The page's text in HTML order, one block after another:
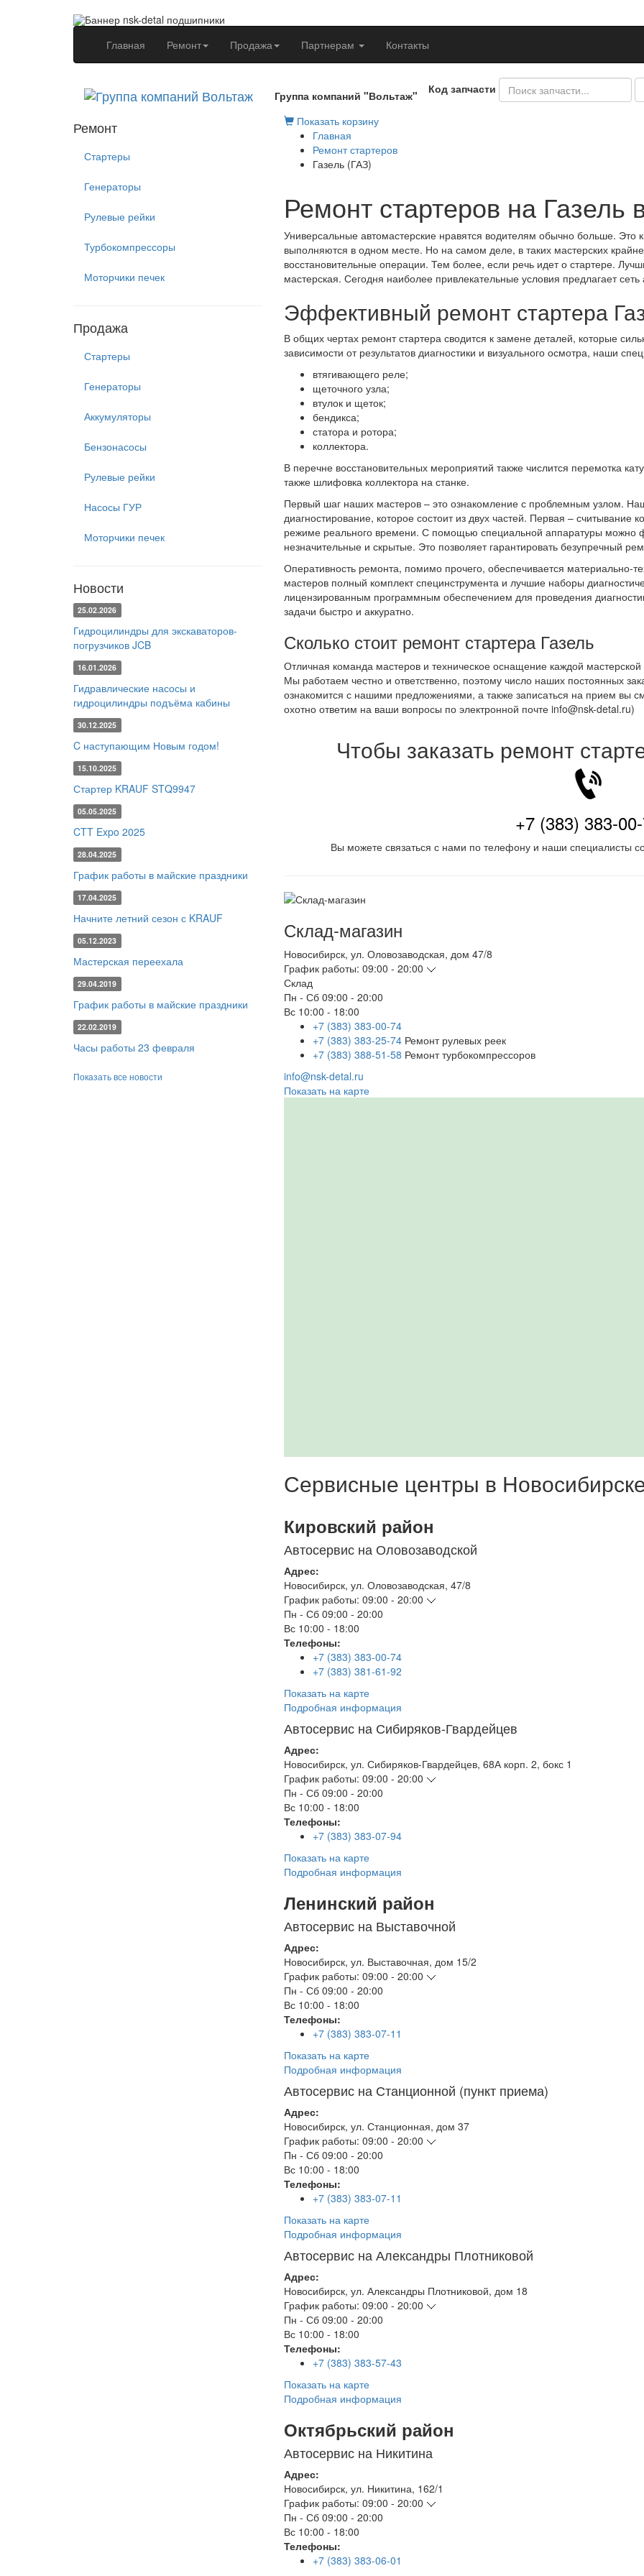
Главная (current)Ремонт Продажа Партнерам Контакты
Группа компаний "Вольтаж"
Код запчасти
Ремонт
Стартеры
Генераторы
Рулевые рейки
Турбокомпрессоры
Моторчики печек
Продажа
Стартеры
Генераторы
Аккумуляторы
Бензонасосы
Рулевые рейки
Насосы ГУР
Моторчики печек
Новости
25.02.2026
Гидроцилиндры для экскаваторов-
погрузчиков JCB
16.01.2026
Гидравлические насосы и
гидроцилиндры подъёма кабины
30.12.2025
C наступающим Новым годом!
15.10.2025
Стартер KRAUF STQ9947
05.05.2025
CTT Expo 2025
28.04.2025
График работы в майские праздники
17.04.2025
Начните летний сезон с KRAUF
05.12.2023
Мастерская переехала
29.04.2019
График работы в майские праздники
22.02.2019
Часы работы 23 февраля
Показать все новости
Показать корзину
Главная
Ремонт стартеров
Газель (ГАЗ)
Ремонт стартеров на Газель
Универсальные автомастерские нравятся водителям обычно больше.
выполняются в одном месте. Но на самом деле, в таких мастерских
восстановительные операции. Тем более, если речь идет о стартере.
мастерская. Сегодня наиболее привлекательные условия предлагает
Эффективный ремонт стартера
В общих чертах ремонт стартера сводится к замене деталей, которые
зависимости от результатов диагностики и визуального осмотра, наши
втягивающего реле;
щеточного узла;
втулок и щеток;
бендикса;
статора и ротора;
коллектора.
В перечне восстановительных мероприятий также числится перемотка
также шлифовка коллектора на станке.
Первый шаг наших мастеров – это ознакомление с проблемным узлом.
диагностирование, которое состоит из двух частей. Первая – считывание
режиме реального времени. С помощью специальной аппаратуры можно
незначительные и скрытые. Это позволяет гарантировать безупречный
Оперативность ремонта, помимо прочего, обеспечивается материально-
мастеров полный комплект специнструмента и лучшие наборы
лицензированным программным обеспечением для проведения
задачи быстро и аккуратно.
Сколько стоит ремонт стартера Газель
Отличная команда мастеров и техническое оснащение каждой
Мы работаем честно и ответственно, поэтому число наших постоянных
ознакомится с нашими предложениями, а также записаться на прием вы
охотно ответим на ваши вопросы по электронной почте info@nsk-detal.ru)
Чтобы заказать ремонт
+7 (383) 383-
Вы можете связаться с нами по телефону и наши специалисты
Склад-магазин
Новосибирск, ул. Оловозаводская, дом 47/8
График работы: 09:00 - 20:00
Склад
Пн - Сб 09:00 - 20:00
Вс 10:00 - 18:00
+7 (383) 383-00-74
+7 (383) 383-25-74 Ремонт рулевых реек
+7 (383) 388-51-58 Ремонт турбокомпрессоров
info@nsk-detal.ru
Показать на карте
Сервисные центры в
Кировский район
Автосервис на Оловозаводской
Адрес:
Новосибирск, ул. Оловозаводская, 47/8
График работы: 09:00 - 20:00
Пн - Сб 09:00 - 20:00
Вс 10:00 - 18:00
Телефоны:
+7 (383) 383-00-74
+7 (383) 381-61-92
Показать на карте
Подробная информация
Автосервис на Сибиряков-Гвардейцев
Адрес:
Новосибирск, ул. Сибиряков-Гвардейцев, 68А корп. 2, бокс 1
График работы: 09:00 - 20:00
Пн - Сб 09:00 - 20:00
Вс 10:00 - 18:00
Телефоны:
+7 (383) 383-07-94
Показать на карте
Подробная информация
Ленинский район
Автосервис на Выставочной
Адрес:
Новосибирск, ул. Выставочная, дом 15/2
График работы: 09:00 - 20:00
Пн - Сб 09:00 - 20:00
Вс 10:00 - 18:00
Телефоны:
+7 (383) 383-07-11
Показать на карте
Подробная информация
Автосервис на Станционной (пункт приема)
Адрес:
Новосибирск, ул. Станционная, дом 37
График работы: 09:00 - 20:00
Пн - Сб 09:00 - 20:00
Вс 10:00 - 18:00
Телефоны:
+7 (383) 383-07-11
Показать на карте
Подробная информация
Автосервис на Александры Плотниковой
Адрес:
Новосибирск, ул. Александры Плотниковой, дом 18
График работы: 09:00 - 20:00
Пн - Сб 09:00 - 20:00
Вс 10:00 - 18:00
Телефоны:
+7 (383) 383-57-43
Показать на карте
Подробная информация
Октябрьский район
Автосервис на Никитина
Адрес:
Новосибирск, ул. Никитина, 162/1
График работы: 09:00 - 20:00
Пн - Сб 09:00 - 20:00
Вс 10:00 - 18:00
Телефоны:
+7 (383) 383-06-01